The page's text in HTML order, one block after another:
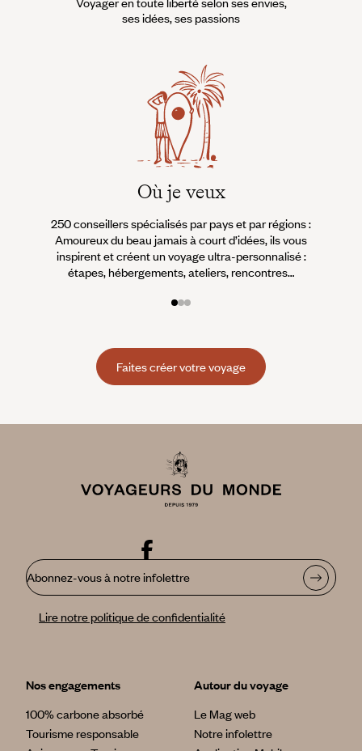
ses idées, ses passions
Où je veux
250 conseillers spécialisés par pays et par régions :
Amoureux du beau jamais à court d’idées, ils vous
inspirent et créent un voyage ultra-personnalisé :
étapes, hébergements, ateliers, rencontres…
Faites créer votre voyage
Abonnez-vous à notre infolettre
Lire notre politique de confidentialité
Nos engagements
100% carbone absorbé
Tourisme responsable
Autour du voyage
Le Mag web
Notre infolettre